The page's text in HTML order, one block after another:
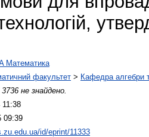
Математика
факультет > Кафедра алгебри
не знайдено.
11:38
09:39
id/eprint/11333